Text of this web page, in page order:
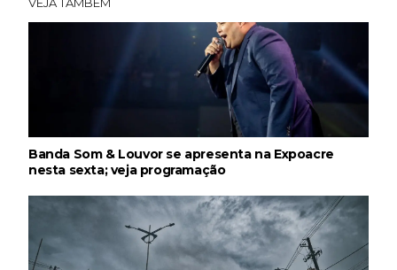
Banda Som & Louvor se apresenta na Expoacre
nesta sexta; veja programação